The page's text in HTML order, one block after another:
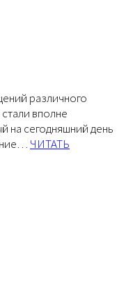
различного
вполне
на сегодняшний день
… ЧИТАТЬ